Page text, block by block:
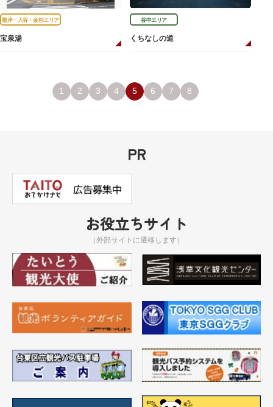
根岸・入谷・金杉エリア
宝泉湯
谷中エリア
くちなしの道
1 2 3 4 5 6 7 8
PR
お役立ちサイト
（外部サイトに遷移します）